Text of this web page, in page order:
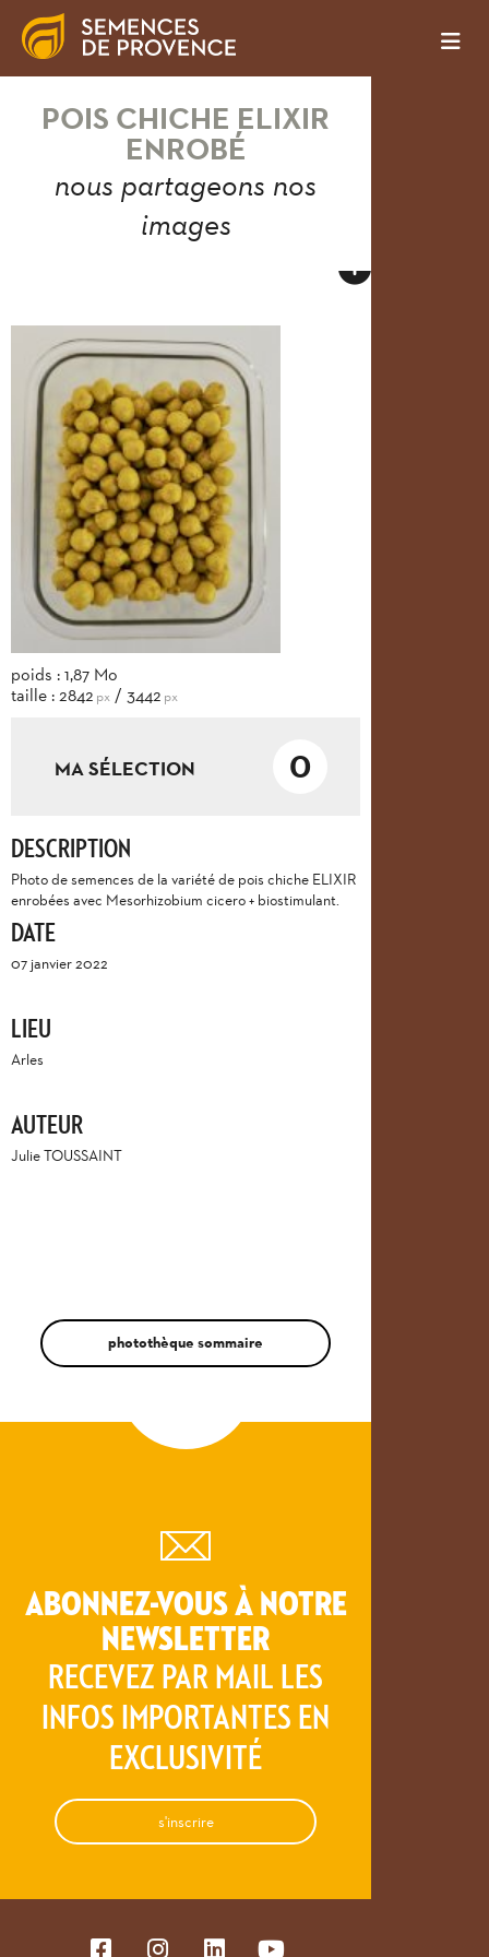
POIS CHICHE ELIXIR
ENROBÉ
nous partageons nos
images
poids : 1,87 Mo
taille : 2842 px / 3442 px
MA SÉLECTION 0
DESCRIPTION
Photo de semences de la variété de pois chiche ELIXIR
enrobées avec Mesorhizobium cicero + biostimulant.
DATE
07 janvier 2022
LIEU
Arles
AUTEUR
Julie TOUSSAINT
photothèque sommaire
ABONNEZ-VOUS À NOTRE
NEWSLETTER
RECEVEZ PAR MAIL LES
INFOS IMPORTANTES EN
EXCLUSIVITÉ
s'inscrire